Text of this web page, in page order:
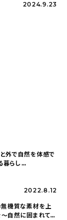
2024.9.23
外で自然を体感で
暮らし
2022.8.12
無機質な素材を上
自然に囲まれて暮